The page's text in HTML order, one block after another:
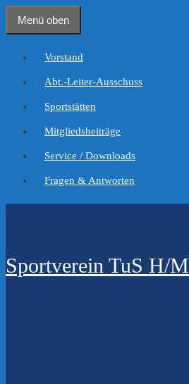
Inhalt
Menü oben
Vorstand
Abt.-Leiter-Ausschuss
Sportstätten
Mitgliedsbeiträge
Service / Downloads
Fragen & Antworten
Sportverein TuS H/M